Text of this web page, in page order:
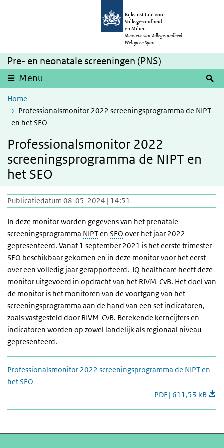
Overslaan en naar de inhoud gaan
Rijksinstituut voor
Volksgezondheid
en Milieu
Ministerie van Volksgezondheid,
Welzijn en Sport
Pre- en neonatale screeningen (PNS)
Menu
Home
Professionalsmonitor 2022 screeningsprogramma de NIPT
en het SEO
Professionalsmonitor 2022
screeningsprogramma de NIPT en
het SEO
Publicatiedatum 08-05-2024 | 14:51
In deze monitor worden gegevens van het prenatale
screeningsprogramma NIPTen SEO over het jaar 2022
gepresenteerd. Vanaf 1 september 2021 is het eerste trimester
SEO beschikbaar gekomen en in deze monitor voor het eerst
over een volledig jaar gerapporteerd. IQ healthcare heeft deze
monitor uitgevoerd in opdracht van het RIVM-CvB. Het doel van
de monitor is het monitoren van de voortgang van het
screeningsprogramma aan de hand van een set indicatoren,
zoals vastgesteld door RIVM-CvB. Berekende kerncijfers en
indicatoren worden op zowel landelijk als regionaal niveau
gepresenteerd.
Professionalsmonitor 2022 screeningsprogramma de NIPT en
het SEO
PDF | 611,53 kB